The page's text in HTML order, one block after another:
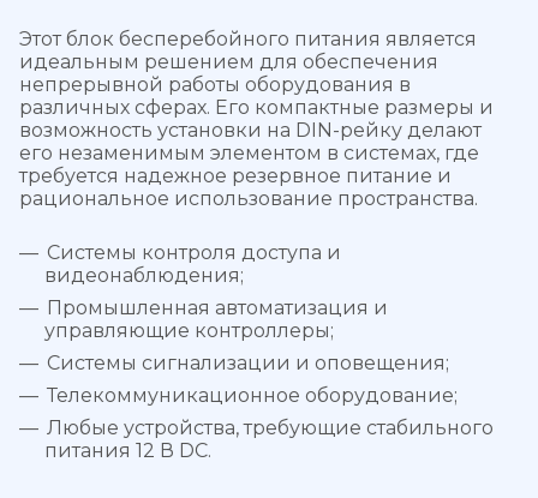
Этот блок бесперебойного питания является
идеальным решением для обеспечения
непрерывной работы оборудования в
различных сферах. Его компактные размеры и
возможность установки на DIN-рейку делают
его незаменимым элементом в системах, где
требуется надежное резервное питание и
рациональное использование пространства.
Системы контроля доступа и
видеонаблюдения;
Промышленная автоматизация и
управляющие контроллеры;
Системы сигнализации и оповещения;
Телекоммуникационное оборудование;
Любые устройства, требующие стабильного
питания 12 В DC.